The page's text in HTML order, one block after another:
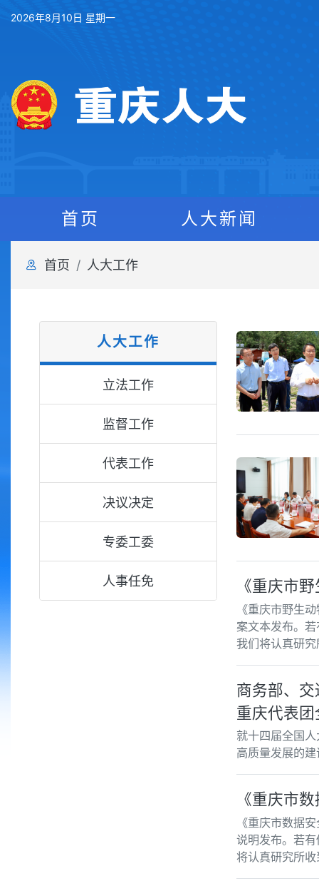
2026年8月10日 星期一
首页 人大新闻
首页 人大工作
人大工作
立法工作
监督工作
代表工作
决议决定
专委工委
人事任免 《重庆市
《重庆市野生
案文本发布。
我们将认真研
商务部、
重庆代表
就十四届全国
高质量发展的
《重庆市
《重庆市数据
说明发布。若
将认真研究所